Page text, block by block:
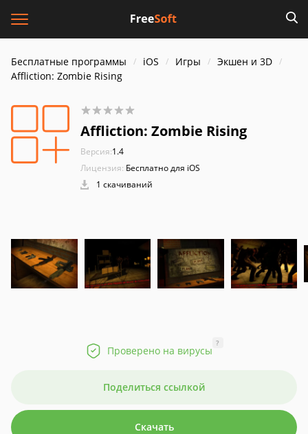
Бесплатные программы iOS Игры
Экшен и 3D
Affliction: Zombie Rising
Affliction: Zombie Rising
Версия:1.4
Лицензия: Бесплатно для iOS
1 скачиваний
Проверено на вирусы
?
Поделиться ссылкой
Скачать